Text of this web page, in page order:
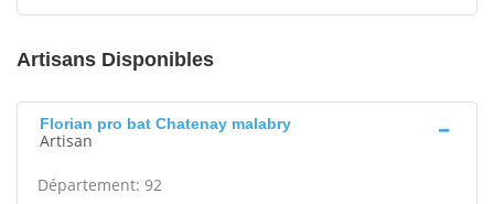
Artisans Disponibles
Florian pro bat Chatenay malabry
Artisan
Département: 92